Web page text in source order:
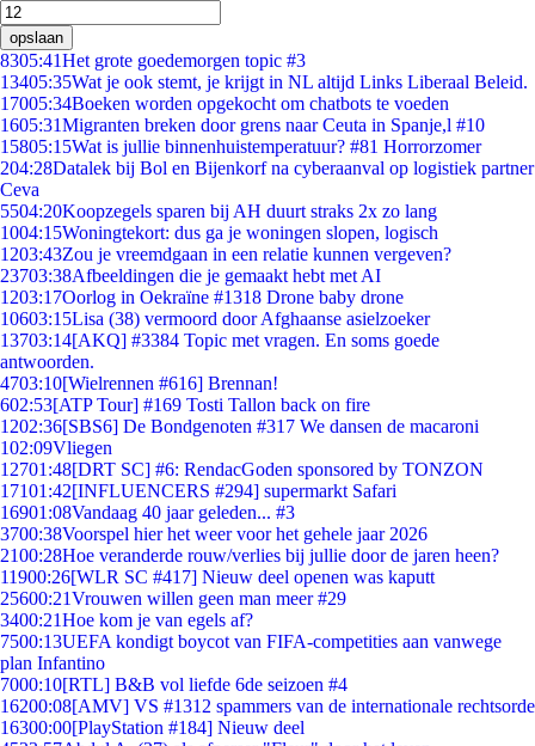
opslaan
8305:41Het grote goedemorgen topic #3
13405:35Wat je ook stemt, je krijgt in NL altijd Links Liberaal Beleid.
17005:34Boeken worden opgekocht om chatbots te voeden
1605:31Migranten breken door grens naar Ceuta in Spanje,l #10
15805:15Wat is jullie binnenhuistemperatuur? #81 Horrorzomer
204:28Datalek bij Bol en Bijenkorf na cyberaanval op logistiek partner
Ceva
5504:20Koopzegels sparen bij AH duurt straks 2x zo lang
1004:15Woningtekort: dus ga je woningen slopen, logisch
1203:43Zou je vreemdgaan in een relatie kunnen vergeven?
23703:38Afbeeldingen die je gemaakt hebt met AI
1203:17Oorlog in Oekraïne #1318 Drone baby drone
10603:15Lisa (38) vermoord door Afghaanse asielzoeker
13703:14[AKQ] #3384 Topic met vragen. En soms goede
antwoorden.
4703:10[Wielrennen #616] Brennan!
602:53[ATP Tour] #169 Tosti Tallon back on fire
1202:36[SBS6] De Bondgenoten #317 We dansen de macaroni
102:09Vliegen
12701:48[DRT SC] #6: RendacGoden sponsored by TONZON
17101:42[INFLUENCERS #294] supermarkt Safari
16901:08Vandaag 40 jaar geleden... #3
3700:38Voorspel hier het weer voor het gehele jaar 2026
2100:28Hoe veranderde rouw/verlies bij jullie door de jaren heen?
11900:26[WLR SC #417] Nieuw deel openen was kaputt
25600:21Vrouwen willen geen man meer #29
3400:21Hoe kom je van egels af?
7500:13UEFA kondigt boycot van FIFA-competities aan vanwege
plan Infantino
7000:10[RTL] B&B vol liefde 6de seizoen #4
16200:08[AMV] VS #1312 spammers van de internationale rechtsorde
16300:00[PlayStation #184] Nieuw deel